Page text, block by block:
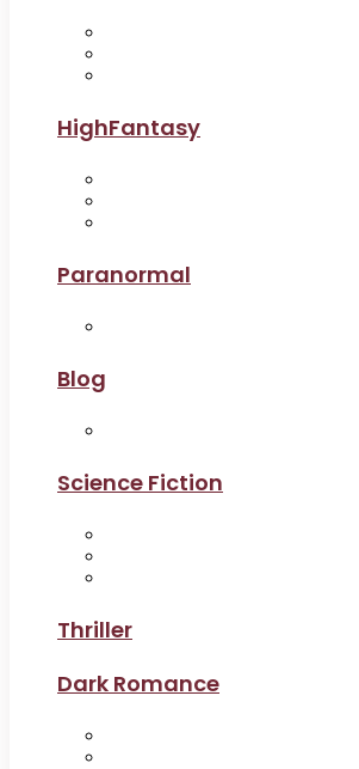
HighFantasy
Paranormal
Blog
Science Fiction
Thriller
Dark Romance